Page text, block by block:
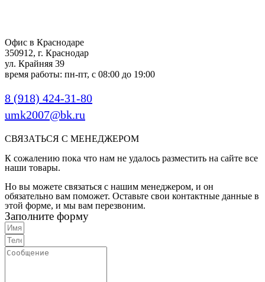
Офис в Краснодаре
350912, г. Краснодар
ул. Крайняя 39
время работы: пн-пт, с 08:00 до 19:00
8 (918) 424-31-80
umk2007@bk.ru
СВЯЗАТЬСЯ С МЕНЕДЖЕРОМ
К сожалению пока что нам не удалось разместить на сайте все
наши товары.
Но вы можете связаться с нашим менеджером, и он
обязательно вам поможет. Оставьте свои контактные данные в
этой форме, и мы вам перезвоним.
Заполните форму